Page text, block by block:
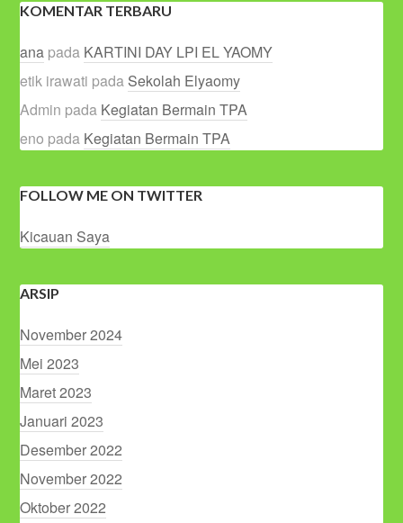
KOMENTAR TERBARU
ana pada KARTINI DAY LPI EL YAOMY
etik irawati pada Sekolah Elyaomy
Admin pada Kegiatan Bermain TPA
eno pada Kegiatan Bermain TPA
FOLLOW ME ON TWITTER
Kicauan Saya
ARSIP
November 2024
Mei 2023
Maret 2023
Januari 2023
Desember 2022
November 2022
Oktober 2022